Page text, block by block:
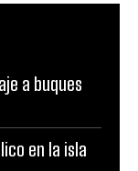
a buques
en la isla